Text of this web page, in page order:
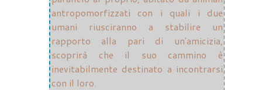
antropomorfizzati con i quali i due
umani riusciranno a stabilire un
rapporto alla pari di un'amicizia,
scoprirà che il suo cammino è
inevitabilmente destinato a incontrarsi
con il loro.